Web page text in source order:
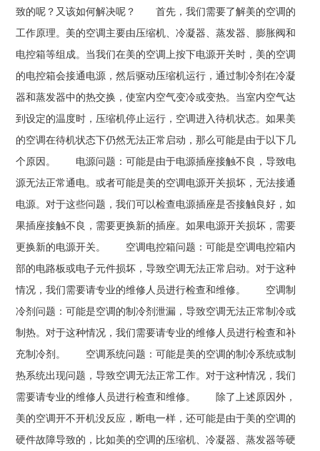
致的呢？又该如何解决呢？ 首先，我们需要了解美的空调的
工作原理。美的空调主要由压缩机、冷凝器、蒸发器、膨胀阀和
电控箱等组成。当我们在美的空调上按下电源开关时，美的空调
的电控箱会接通电源，然后驱动压缩机运行，通过制冷剂在冷凝
器和蒸发器中的热交换，使室内空气变冷或变热。当室内空气达
到设定的温度时，压缩机停止运行，空调进入待机状态。如果美
的空调在待机状态下仍然无法正常启动，那么可能是由于以下几
个原因。 电源问题：可能是由于电源插座接触不良，导致电
源无法正常通电。或者可能是美的空调电源开关损坏，无法接通
电源。对于这些问题，我们可以检查电源插座是否接触良好，如
果插座接触不良，需要更换新的插座。如果电源开关损坏，需要
更换新的电源开关。 空调电控箱问题：可能是空调电控箱内
部的电路板或电子元件损坏，导致空调无法正常启动。对于这种
情况，我们需要请专业的维修人员进行检查和维修。 空调制
冷剂问题：可能是空调的制冷剂泄漏，导致空调无法正常制冷或
制热。对于这种情况，我们需要请专业的维修人员进行检查和补
充制冷剂。 空调系统问题：可能是美的空调的制冷系统或制
热系统出现问题，导致空调无法正常工作。对于这种情况，我们
需要请专业的维修人员进行检查和维修。 除了上述原因外，
美的空调开不开机没反应，断电一样，还可能是由于美的空调的
硬件故障导致的，比如美的空调的压缩机、冷凝器、蒸发器等硬